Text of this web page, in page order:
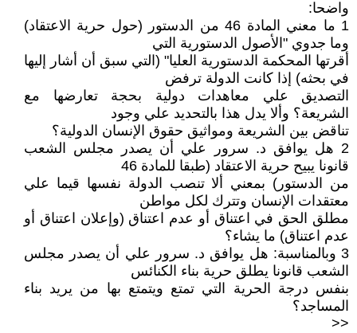
واضحا:
1 ما معني المادة 46 من الدستور (حول حرية الاعتقاد)
وما جدوي "الأصول الدستورية التي
أقرتها المحكمة الدستورية العليا" (التي سبق أن أشار إليها
في بحثه) إذا كانت الدولة ترفض
التصديق علي معاهدات دولية بحجة تعارضها مع
الشريعة؟ وألا يدل هذا بالتحديد علي وجود
تناقض بين الشريعة ومواثيق حقوق الإنسان الدولية؟
2 هل يوافق د. سرور علي أن يصدر مجلس الشعب
قانونا يبيح حرية الاعتقاد (طبقا للمادة 46
من الدستور) بمعني ألا تنصب الدولة نفسها قيما علي
معتقدات الإنسان وتترك لكل مواطن
مطلق الحق في اعتناق أو عدم اعتناق (وإعلان اعتناق أو
عدم اعتناق) ما يشاء؟
3 وبالمناسبة: هل يوافق د. سرور علي أن يصدر مجلس
الشعب قانونا يطلق حرية بناء الكنائس
بنفس درجة الحرية التي تمتع ويتمتع بها من يريد بناء
المساجد؟
<<